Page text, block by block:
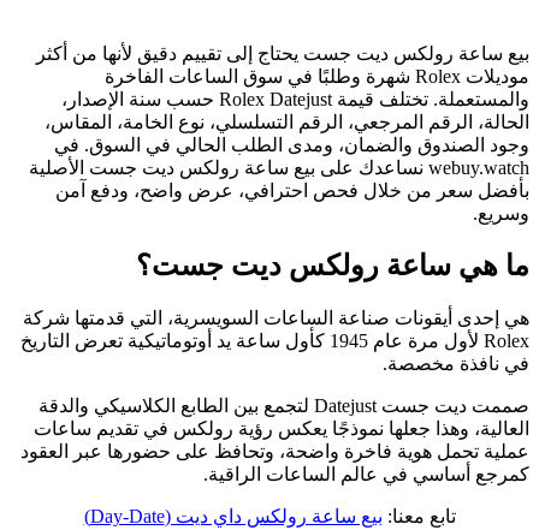
بيع ساعة رولكس ديت جست يحتاج إلى تقييم دقيق لأنها من أكثر
موديلات Rolex شهرة وطلبًا في سوق الساعات الفاخرة
والمستعملة. تختلف قيمة Rolex Datejust حسب سنة الإصدار،
الحالة، الرقم المرجعي، الرقم التسلسلي، نوع الخامة، المقاس،
وجود الصندوق والضمان، ومدى الطلب الحالي في السوق. في
webuy.watch نساعدك على بيع ساعة رولكس ديت جست الأصلية
بأفضل سعر من خلال فحص احترافي، عرض واضح، ودفع آمن
وسريع.
ما هي ساعة رولكس ديت جست؟
هي إحدى أيقونات صناعة الساعات السويسرية، التي قدمتها شركة
Rolex لأول مرة عام 1945 كأول ساعة يد أوتوماتيكية تعرض التاريخ
في نافذة مخصصة.
صممت ديت جست Datejust لتجمع بين الطابع الكلاسيكي والدقة
العالية، وهذا جعلها نموذجًا يعكس رؤية رولكس في تقديم ساعات
عملية تحمل هوية فاخرة واضحة، وتحافظ على حضورها عبر العقود
كمرجع أساسي في عالم الساعات الراقية.
تابع معنا: بيع ساعة رولكس داي ديت (Day-Date)